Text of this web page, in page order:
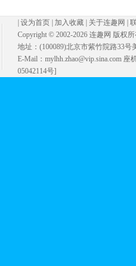
设为首页 加入收藏 关于连趣网
Copyright © 2002-2026 连趣网 版权
地址：(100089)北京市紫竹院路33号
E-Mail：mylhh.zhao@vip.sina.com
05042114号]